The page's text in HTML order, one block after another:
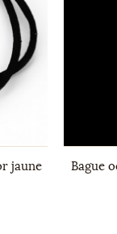
jaune Bague